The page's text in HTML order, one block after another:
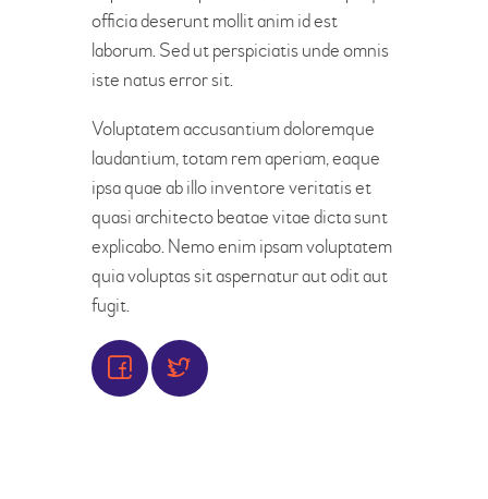
officia deserunt mollit anim id est
laborum. Sed ut perspiciatis unde omnis
iste natus error sit.
Voluptatem accusantium doloremque
laudantium, totam rem aperiam, eaque
ipsa quae ab illo inventore veritatis et
quasi architecto beatae vitae dicta sunt
explicabo. Nemo enim ipsam voluptatem
quia voluptas sit aspernatur aut odit aut
fugit.